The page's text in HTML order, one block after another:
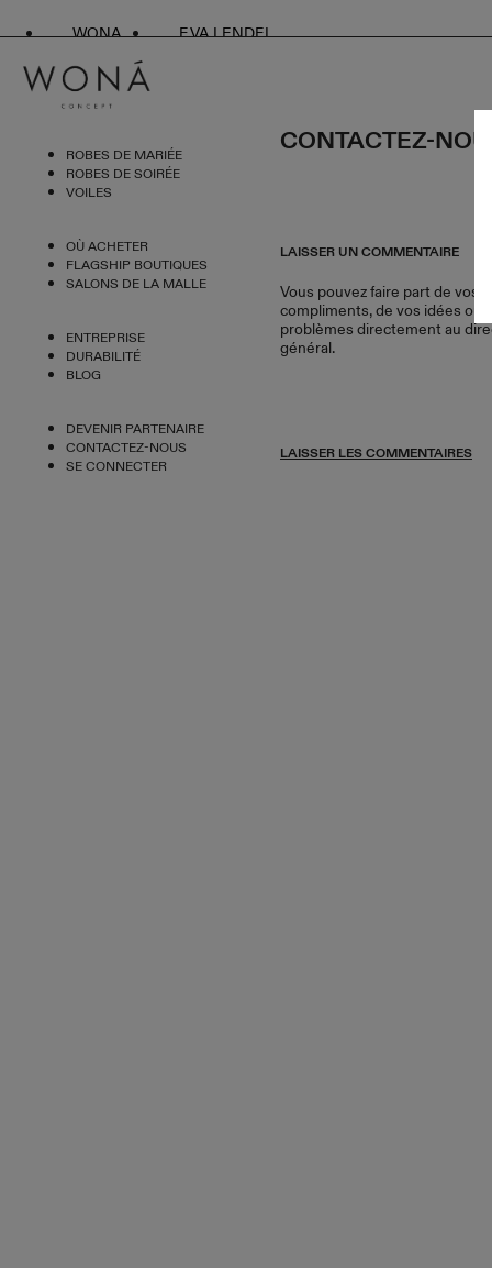
WONA EVA LENDEL
ROBES DE MARIÉE
ROBES DE SOIRÉE
VOILES
OÙ ACHETER
FLAGSHIP BOUTIQUES
SALONS DE LA MALLE
ENTREPRISE
DURABILITÉ
BLOG
DEVENIR PARTENAIRE
CONTACTEZ-NOUS
SE CONNECTER
CONTACTEZ-
LAISSER UN COMMENTAIRE
Vous pouvez faire part de vos
compliments, de vos idées ou
problèmes directement au
général.
LAISSER LES COMMENTAIRES